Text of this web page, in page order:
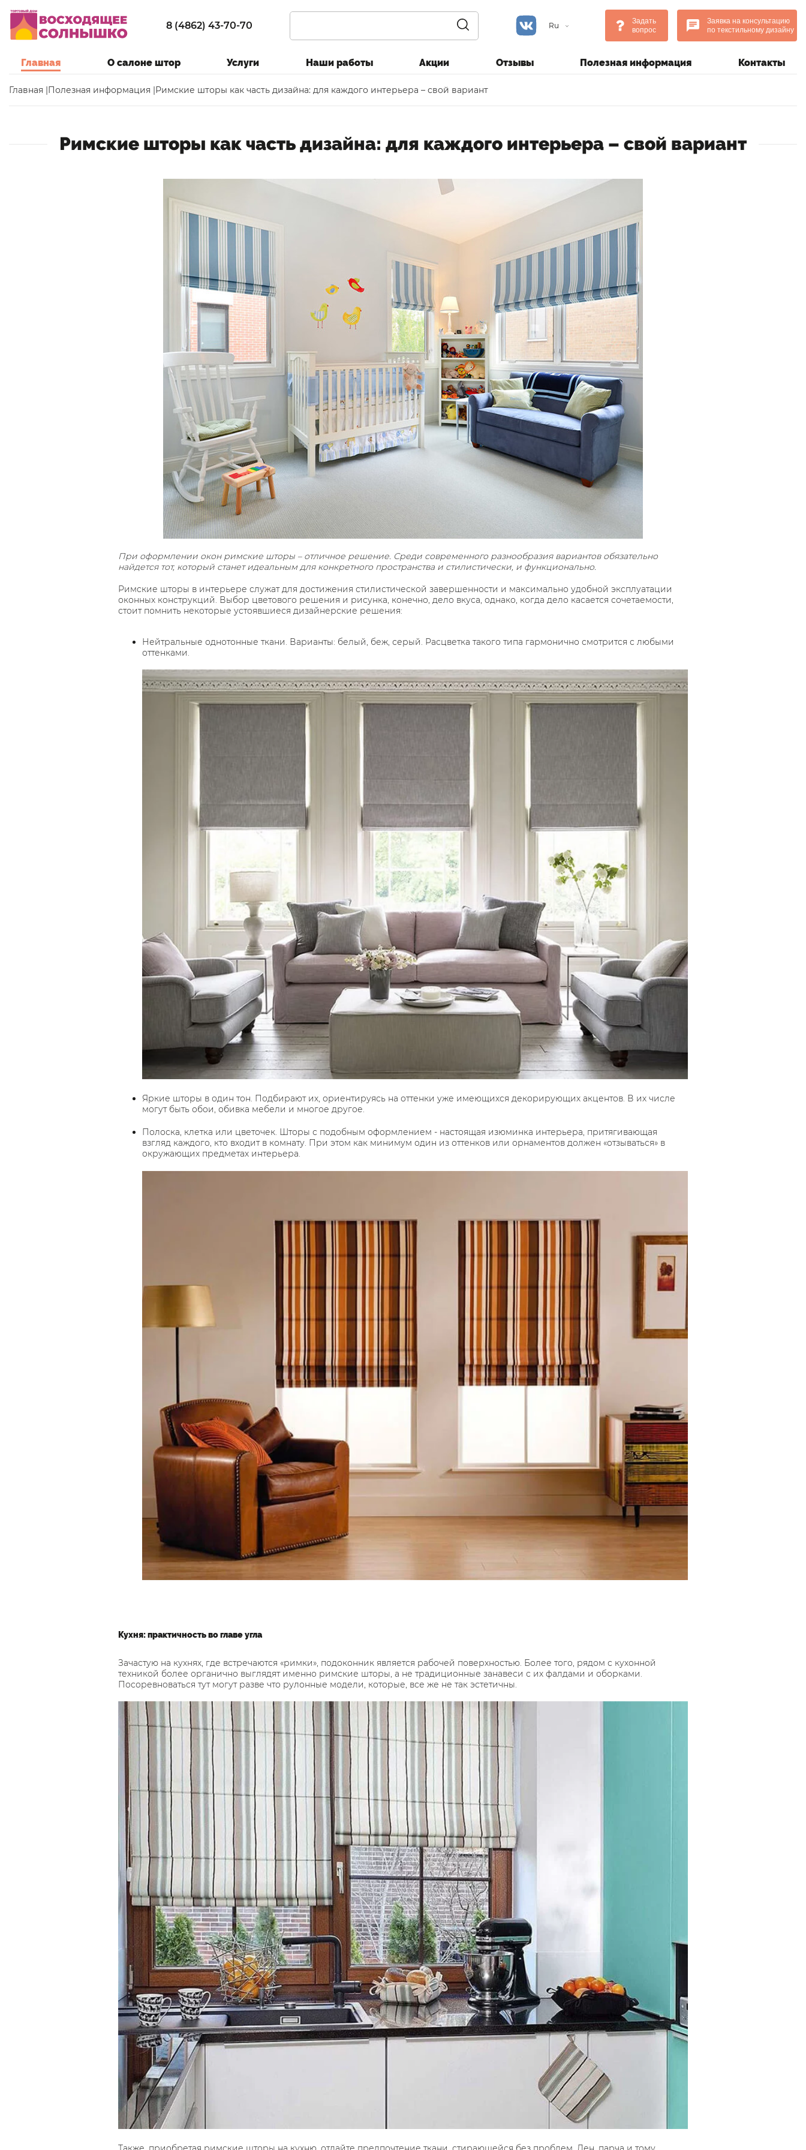
8 (4862) 43-70-70 Ru
Задать
вопрос
Заявка на консультацию
по текстильному дизайну
Главная О салоне штор Услуги Наши работы Акции Отзывы Полезная информация Контакты
Главная |Полезная информация |Римские шторы как часть дизайна: для каждого интерьера – свой вариант
Римские шторы как часть дизайна: для каждого интерьера – свой вариант
При оформлении окон римские шторы – отличное решение. Среди современного разнообразия вариантов обязательно
найдется тот, который станет идеальным для конкретного пространства и стилистически, и функционально.
Римские шторы в интерьере служат для достижения стилистической завершенности и максимально удобной эксплуатации
оконных конструкций. Выбор цветового решения и рисунка, конечно, дело вкуса, однако, когда дело касается сочетаемости,
стоит помнить некоторые устоявшиеся дизайнерские решения:
Нейтральные однотонные ткани. Варианты: белый, беж, серый. Расцветка такого типа гармонично смотрится с любыми
оттенками.
Яркие шторы в один тон. Подбирают их, ориентируясь на оттенки уже имеющихся декорирующих акцентов. В их числе
могут быть обои, обивка мебели и многое другое.
Полоска, клетка или цветочек. Шторы с подобным оформлением - настоящая изюминка интерьера, притягивающая
взгляд каждого, кто входит в комнату. При этом как минимум один из оттенков или орнаментов должен «отзываться» в
окружающих предметах интерьера.
Кухня: практичность во главе угла
Зачастую на кухнях, где встречаются «римки», подоконник является рабочей поверхностью. Более того, рядом с кухонной
техникой более органично выглядят именно римские шторы, а не традиционные занавеси с их фалдами и оборками.
Посоревноваться тут могут разве что рулонные модели, которые, все же не так эстетичны.